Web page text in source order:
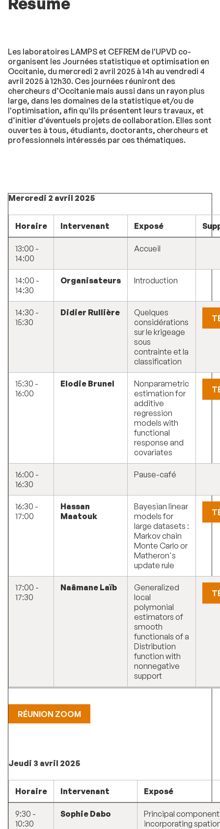
Les laboratoires LAMPS et CEFREM de l'UPVD co-
organisent les Journées statistique et optimisation en
Occitanie, du mercredi 2 avril 2025 à 14h au vendredi 4
avril 2025 à 12h30. Ces journées réuniront des
chercheurs d’Occitanie mais aussi dans un rayon plus
large, dans les domaines de la statistique et/ou de
l'optimisation, afin qu'ils présentent leurs travaux, et
d’initier d’éventuels projets de collaboration. Elles sont
ouvertes à tous, étudiants, doctorants, chercheurs et
professionnels intéressés par ces thématiques.
Mercredi 2 avril 2025
Horaire Intervenant Exposé
13:00 -
14:00
Accueil
14:00 -
14:30
Organisateurs Introduction
14:30 -
15:30
Didier Rullière
Quelques
considérations
sur le krigeage
sous
contrainte et la
classification
15:30 -
16:00
Elodie Brunel
Nonparametric
estimation for
additive
regression
models with
functional
response and
covariates
16:00 -
16:30
Pause-café
16:30 -
17:00
Hassan
Maatouk
Bayesian linear
models for
large datasets :
Markov chain
Monte Carlo or
Matheron's
update rule
17:00 -
17:30
Naâmane Laïb
Generalized
local
polymonial
estimators of
smooth
functionals of a
Distribution
function with
nonnegative
support
RÉUNION ZOOM
Jeudi 3 avril 2025
Horaire Intervenant Exposé
9:30 -
10:30
Sophie Dabo
Principal
incorporating